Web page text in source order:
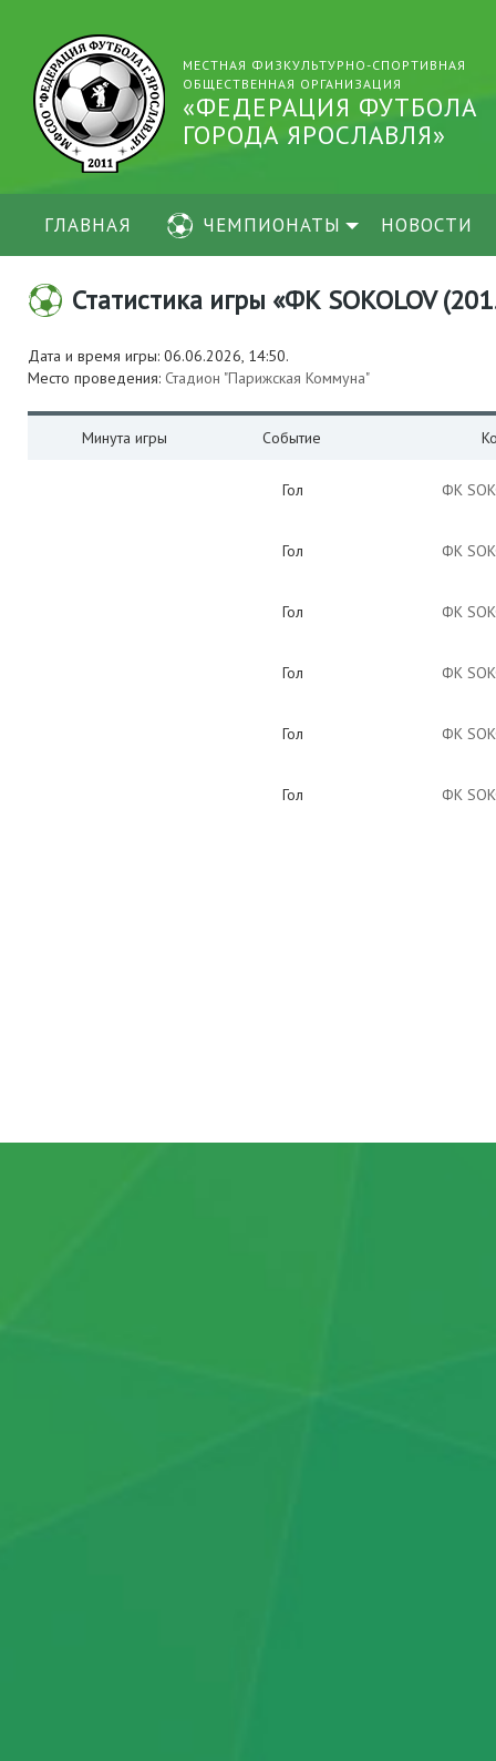
МЕСТНАЯ ФИЗКУЛЬТУРНО-СПОРТИВНАЯ
ОБЩЕСТВЕННАЯ ОРГАНИЗАЦИЯ
«ФЕДЕРАЦИЯ ФУТБОЛА
ГОРОДА ЯРОСЛАВЛЯ»
ГЛАВНАЯ ЧЕМПИОНАТЫ НОВОСТИ
Статистика игры «ФК SOKOLOV
Дата и время игры: 06.06.2026, 14:50.
Место проведения: Стадион "Парижская Коммуна"
Минута игры Событие
Гол ФК
Гол ФК
Гол ФК
Гол ФК
Гол ФК
Гол ФК